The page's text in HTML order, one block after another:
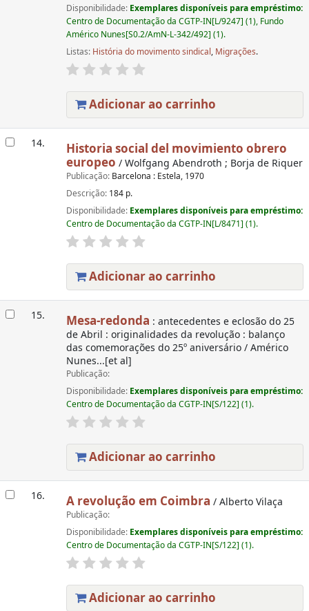
Disponibilidade: Exemplares disponíveis para empréstimo:
Centro de Documentação da CGTP-IN[L/9247] (1), Fundo
Américo Nunes[S0.2/AmN-L-342/492] (1).
Listas: História do movimento sindical, Migrações.
Adicionar ao carrinho
14.
Historia social del movimiento obrero
europeo / Wolfgang Abendroth ; Borja de Riquer
Publicação: Barcelona : Estela, 1970
Descrição: 184 p.
Disponibilidade: Exemplares disponíveis para empréstimo:
Centro de Documentação da CGTP-IN[L/8471] (1).
Adicionar ao carrinho
15. Mesa-redonda : antecedentes e eclosão do 25
de Abril : originalidades da revolução : balanço
das comemorações do 25º aniversário / Américo
Nunes...[et al]
Publicação:
Disponibilidade: Exemplares disponíveis para empréstimo:
Centro de Documentação da CGTP-IN[S/122] (1).
Adicionar ao carrinho
16. A revolução em Coimbra / Alberto Vilaça
Publicação:
Disponibilidade: Exemplares disponíveis para empréstimo:
Centro de Documentação da CGTP-IN[S/122] (1).
Adicionar ao carrinho